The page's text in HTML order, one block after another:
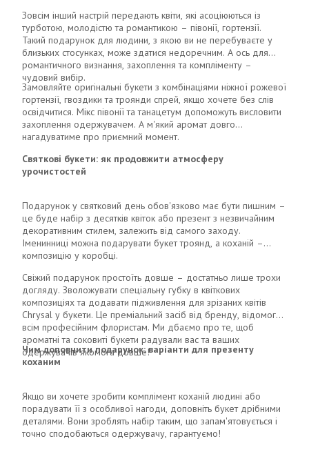
Зовсім інший настрій передають квіти, які асоціюються із
турботою, молодістю та романтикою – півонії, гортензії.
Такий подарунок для людини, з якою ви не перебуваєте у
близьких стосунках, може здатися недоречним. А ось для
романтичного визнання, захоплення та компліменту –
чудовий вибір.
Замовляйте оригінальні букети з комбінаціями ніжної рожевої
гортензії, гвоздики та троянди спрей, якщо хочете без слів
освідчитися. Мікс півонії та танацетум допоможуть висловити
захоплення одержувачем. А м'який аромат довго
нагадуватиме про приємний момент.
Святкові букети: як продовжити атмосферу
урочистостей
Подарунок у святковий день обов'язково має бути пишним –
це буде набір з десятків квіток або презент з незвичайним
декоративним стилем, залежить від самого заходу.
Іменинниці можна подарувати букет троянд, а коханій –
композицію у коробці.
Свіжий подарунок простоїть довше – достатньо лише трохи
догляду. Зволожувати спеціальну губку в квіткових
композиціях та додавати підживлення для зрізаних квітів
Chrysal у букети. Це преміальний засіб від бренду, відомого
всім професійним флористам. Ми дбаємо про те, щоб
ароматні та соковиті букети радували вас та ваших
одержувачів якомога довше!
Чим доповнити подарунок: варіанти для презенту
коханим
Якщо ви хочете зробити комплімент коханій людині або
порадувати її з особливої ​​нагоди, доповніть букет дрібними
деталями. Вони зроблять набір таким, що запам'ятовується і
точно сподобаються одержувачу, гарантуємо!